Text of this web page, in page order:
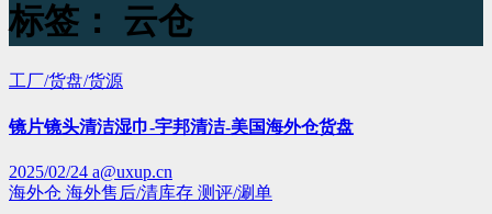
标签： 云仓
工厂/货盘/货源
镜片镜头清洁湿巾-宇邦清洁-美国海外仓货盘
2025/02/24 a@uxup.cn
海外仓 海外售后/清库存 测评/涮单